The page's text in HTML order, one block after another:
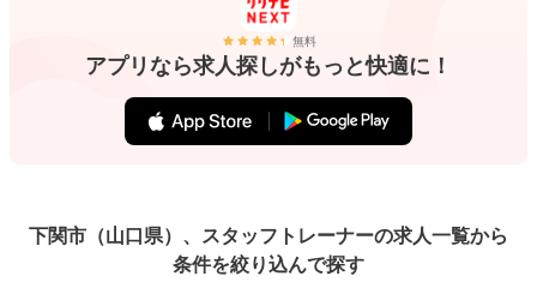
無料
アプリなら求人探しがもっと快適に！
下関市（山口県）、スタッフトレーナーの求人一覧から
条件を絞り込んで探す